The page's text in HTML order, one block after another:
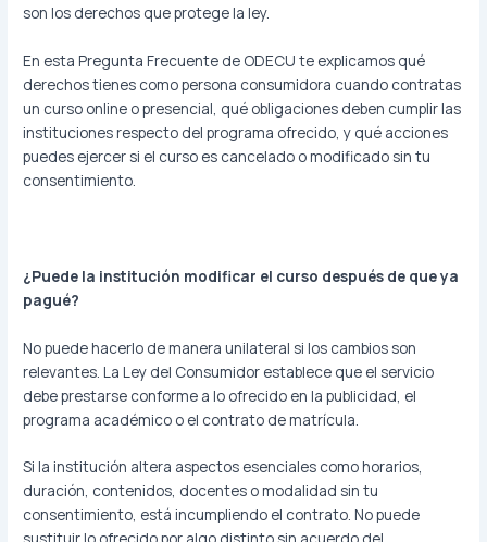
son los derechos que protege la ley.
En esta Pregunta Frecuente de ODECU te explicamos qué
derechos tienes como persona consumidora cuando contratas
un curso online o presencial, qué obligaciones deben cumplir las
instituciones respecto del programa ofrecido, y qué acciones
puedes ejercer si el curso es cancelado o modificado sin tu
consentimiento.
¿Puede la institución modificar el curso después de que ya
pagué?
No puede hacerlo de manera unilateral si los cambios son
relevantes. La Ley del Consumidor establece que el servicio
debe prestarse conforme a lo ofrecido en la publicidad, el
programa académico o el contrato de matrícula.
Si la institución altera aspectos esenciales como horarios,
duración, contenidos, docentes o modalidad sin tu
consentimiento, está incumpliendo el contrato. No puede